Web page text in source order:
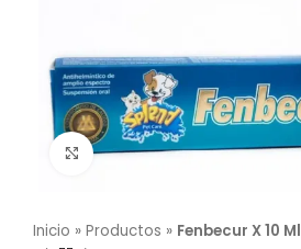
Click para agrandar
Inicio » Productos » Fenbecur X 10 Ml